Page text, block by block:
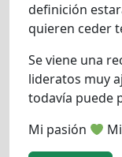
definición
quieren ceder
Se viene una
lideratos muy
todavía puede
Mi pasión